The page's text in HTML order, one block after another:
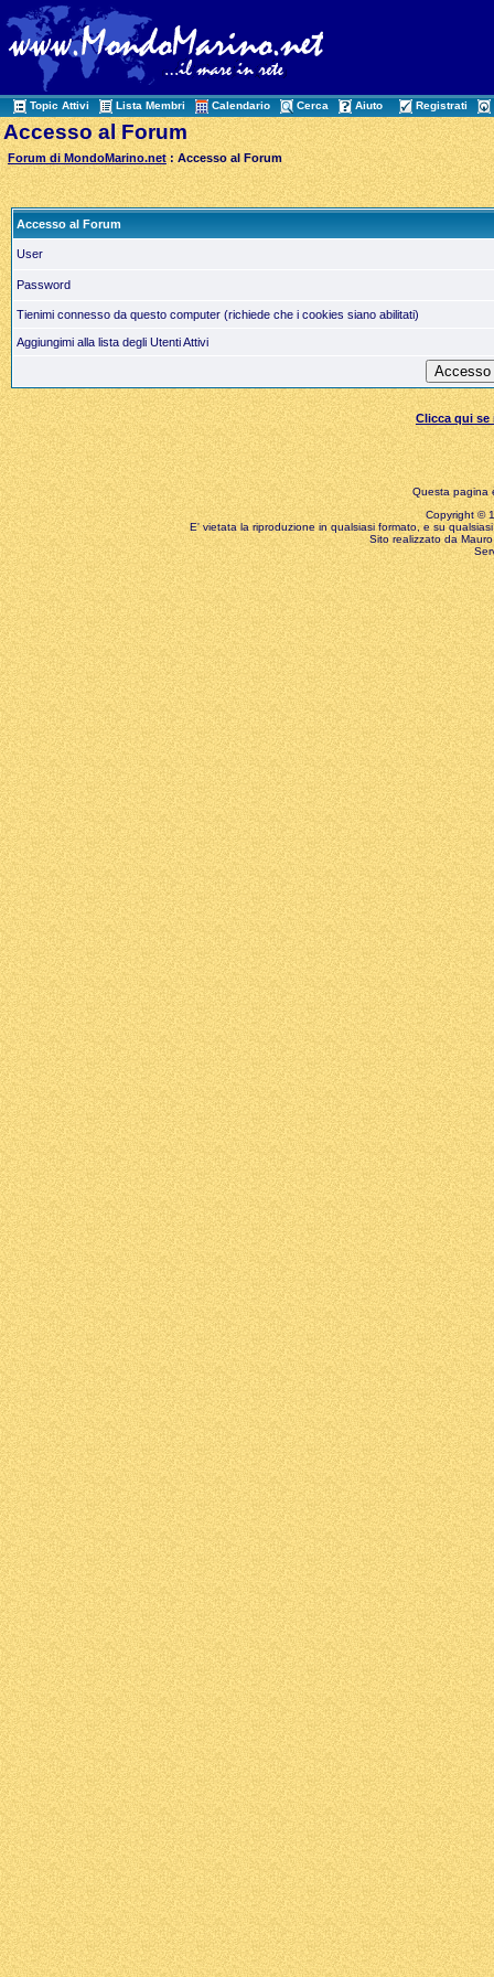
Topic Attivi Lista Membri Calendario Cerca Aiuto Registrati
Accesso al Forum
Forum di MondoMarino.net : Accesso al Forum
Accesso al Forum
User
Password
Tienimi connesso da questo computer (richiede che i cookies siano abilitati)
Aggiungimi alla lista degli Utenti Attivi
Clicca qui se
Questa pagina
Copyright ©
E' vietata la riproduzione in qualsiasi formato, e su
Sito realizzato da